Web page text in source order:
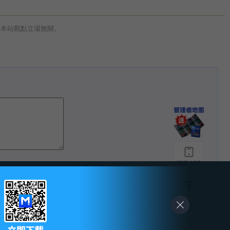
站觀點立場無關。
下载APP
友情链接